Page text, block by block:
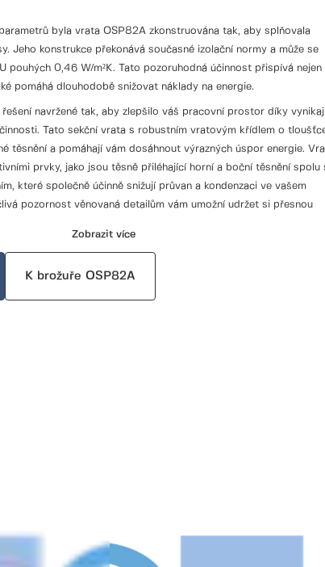
byla vrata OSP82A zkonstruována tak, aby splňovala
Jeho konstrukce překonává současné izolační normy a může se
pouhých 0,46 W/m²K. Tato pozoruhodná účinnost přispívá nejen
pomáhá dlouhodobě snižovat náklady na energie.
navržené tak, aby zlepšilo váš pracovní prostor díky
Tato sekční vrata s robustním vratovým křídlem o
těsnění a pomáhají vám dosáhnout výrazných úspor energie.
prvky, jako jsou těsně přiléhající horní a boční těsnění spolu
které společně účinně snižují průvan a kondenzaci ve vašem
pozornost věnovaná detailům vám umožní udržet si přesnou
Zobrazit více
K brožuře OSP82A